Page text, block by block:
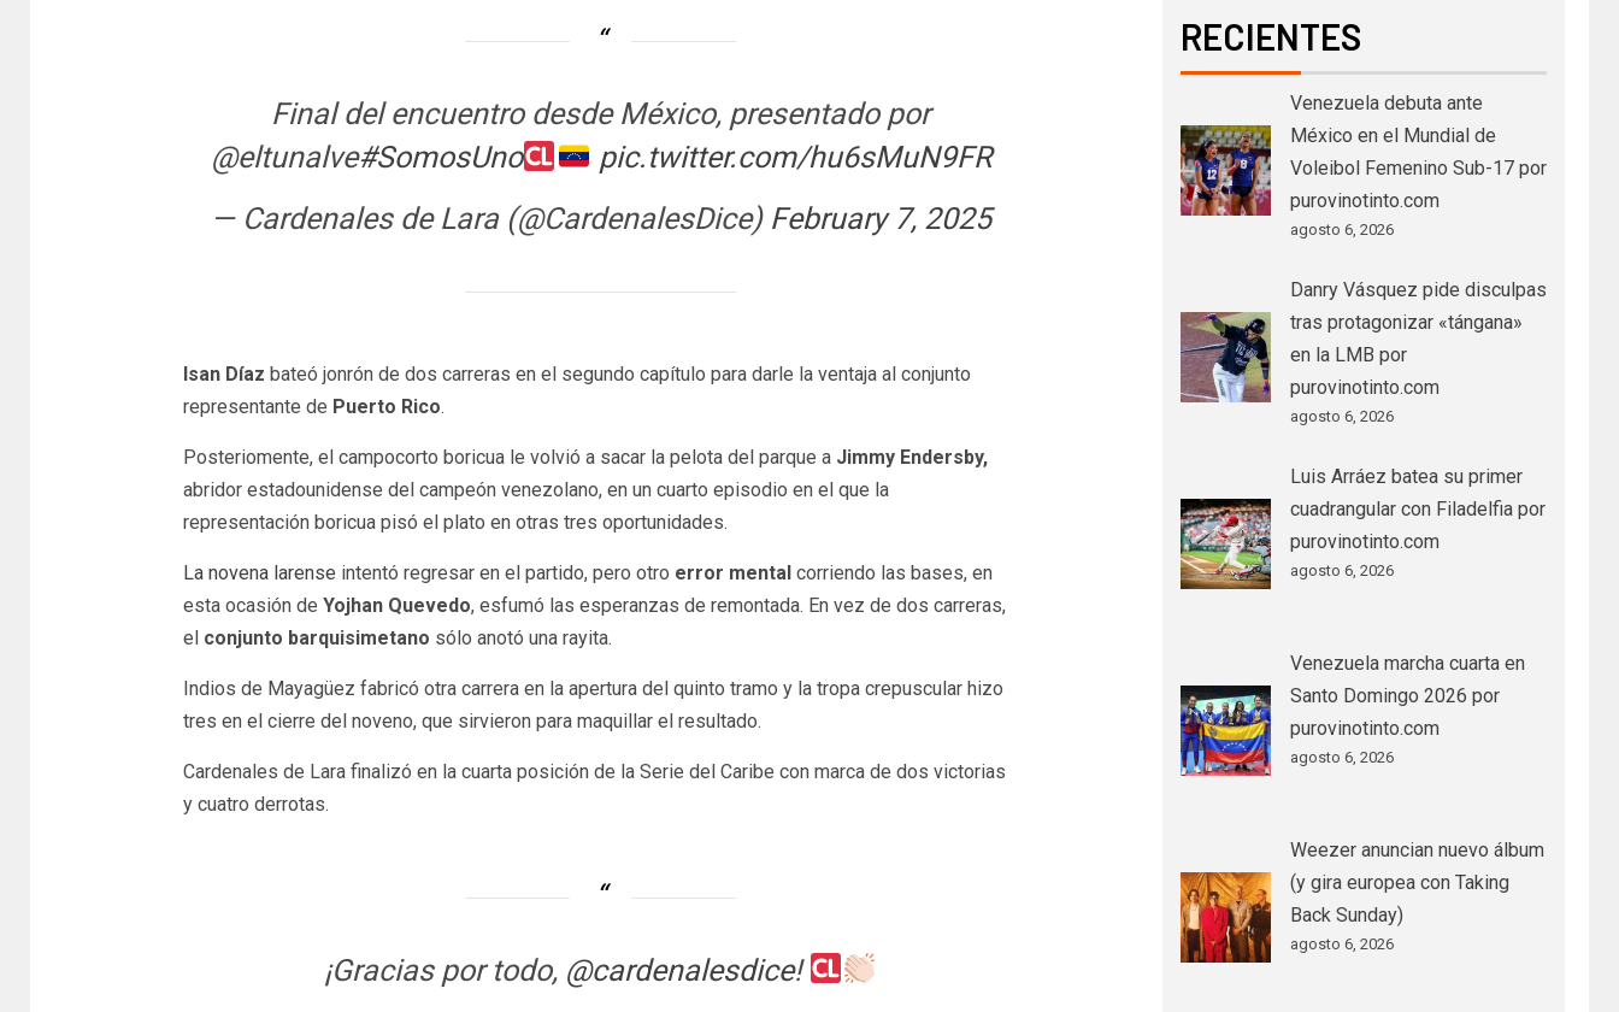
Final del encuentro desde México, presentado por
@eltunalve#SomosUno
pic.twitter.com/hu6sMuN9FR
— Cardenales de Lara (@CardenalesDice) February 7, 2025
Isan Díaz bateó jonrón de dos carreras en el segundo capítulo para darle la ventaja al conjunto
representante de Puerto Rico.
Posteriomente, el campocorto boricua le volvió a sacar la pelota del parque a Jimmy Endersby,
abridor estadounidense del campeón venezolano, en un cuarto episodio en el que la
representación boricua pisó el plato en otras tres oportunidades.
La novena larense intentó regresar en el partido, pero otro error mentalcorriendo las bases, en
esta ocasión de Yojhan Quevedo, esfumó las esperanzas de remontada. En vez de dos carreras,
el conjunto barquisimetano sólo anotó una rayita.
Indios de Mayagüez fabricó otra carrera en la apertura del quinto tramo y la tropa crepuscular hizo
tres en el cierre del noveno, que sirvieron para maquillar el resultado.
Cardenales de Lara finalizó en la cuarta posición de la Serie del Caribe con marca de dos victorias
y cuatro derrotas.
¡Gracias por todo, @cardenalesdice!
RECIENTES
Venezuela debuta ante
México en el Mundial de
Voleibol Femenino Sub-17 por
purovinotinto.com
agosto 6, 2026
Danry Vásquez pide disculpas
tras protagonizar «tángana»
en la LMB por
purovinotinto.com
agosto 6, 2026
Luis Arráez batea su primer
cuadrangular con Filadelfia por
purovinotinto.com
agosto 6, 2026
Venezuela marcha cuarta en
Santo Domingo 2026 por
purovinotinto.com
agosto 6, 2026
Weezer anuncian nuevo álbum
(y gira europea con Taking
Back Sunday)
agosto 6, 2026